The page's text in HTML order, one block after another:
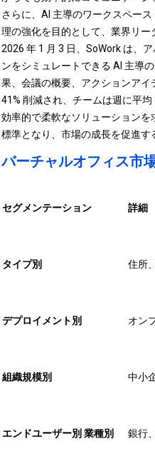
さらに、AI 主導のワークスペー
理の強化を目的として、業界リー
2026 年 1 月 3 日、SoWork は、
ンをシミュレートできる AI 主導
果、会議の概要、アクションア
41% 削減され、チームは週に平均
効率的で柔軟なソリューション
標準となり、市場の成長を促進す
バーチャルオフィス市
セグメンテーション 詳細
タイプ別 住所
デプロイメント別 オン
組織規模別 中小
エンドユーザー別 業種別 銀行